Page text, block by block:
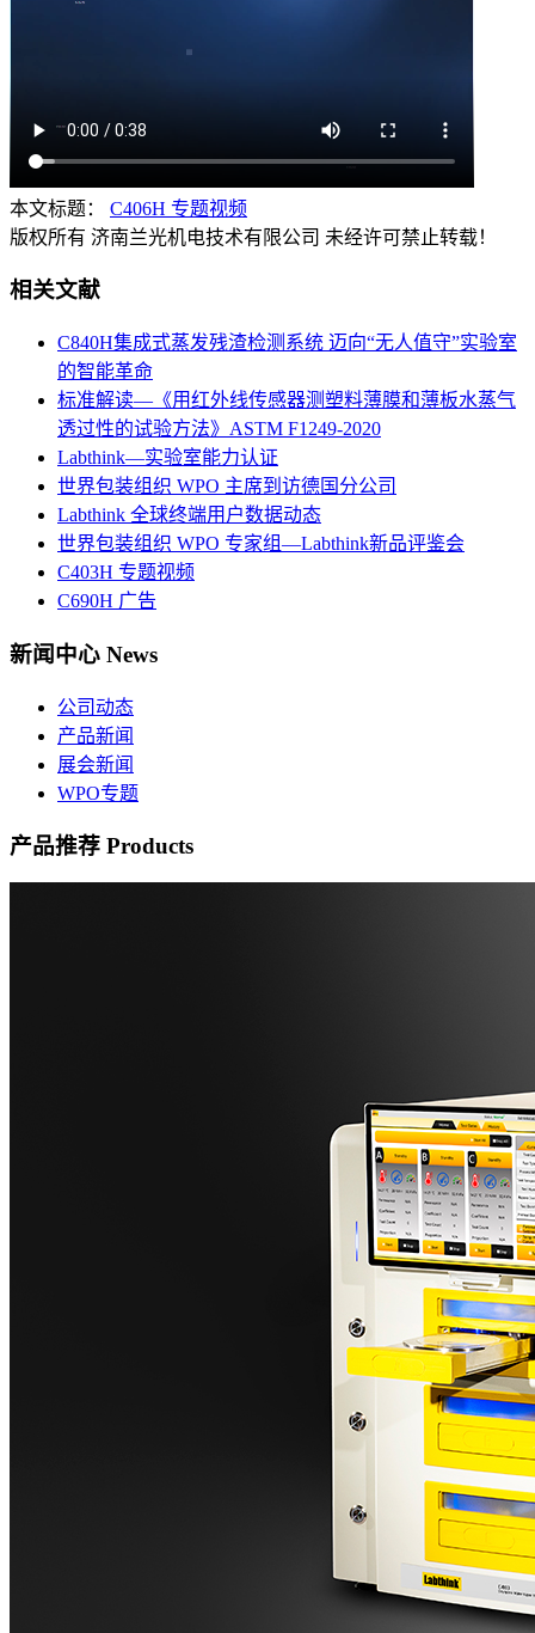
本文标题： C406H 专题视频
版权所有 济南兰光机电技术有限公司 未经许可禁止转载！
相关文献
C840H集成式蒸发残渣检测系统 迈向“无人值守”实验室
的智能革命
标准解读—《用红外线传感器测塑料薄膜和薄板水蒸气
透过性的试验方法》ASTM F1249-2020
Labthink—实验室能力认证
世界包装组织 WPO 主席到访德国分公司
Labthink 全球终端用户数据动态
世界包装组织 WPO 专家组—Labthink新品评鉴会
C403H 专题视频
C690H 广告
新闻中心 News
公司动态
产品新闻
展会新闻
WPO专题
产品推荐 Products